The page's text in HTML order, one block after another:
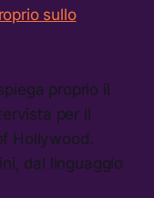
sullo
proprio il
per il
Hollywood.
dal linguaggio